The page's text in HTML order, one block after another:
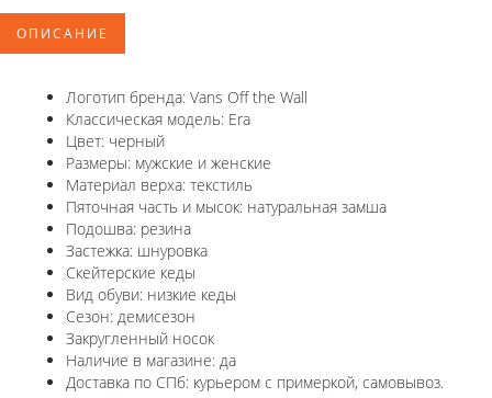
ОПИСАНИЕ
Логотип бренда: Vans Off the Wall
Классическая модель: Era
Цвет: черный
Размеры: мужские и женские
Материал верха: текстиль
Пяточная часть и мысок: натуральная замша
Подошва: резина
Застежка: шнуровка
Скейтерские кеды
Вид обуви: низкие кеды
Сезон: демисезон
Закругленный носок
Наличие в магазине: да
Доставка по СПб: курьером с примеркой, самовывоз.